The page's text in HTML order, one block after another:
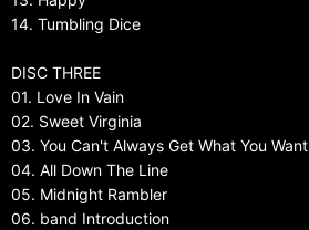
14. Tumbling Dice
DISC THREE
01. Love In Vain
02. Sweet Virginia
03. You Can't Always Get What You Want
04. All Down The Line
05. Midnight Rambler
06. band Introduction